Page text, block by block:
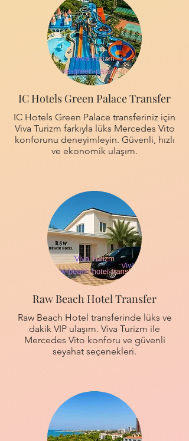
IC Hotels Green Palace Transfer
IC Hotels Green Palace transferiniz için
Viva Turizm farkıyla lüks Mercedes Vito
konforunu deneyimleyin. Güvenli, hızlı
ve ekonomik ulaşım.
Raw Beach Hotel Transfer
Raw Beach Hotel transferinde lüks ve
dakik VIP ulaşım. Viva Turizm ile
Mercedes Vito konforu ve güvenli
seyahat seçenekleri.